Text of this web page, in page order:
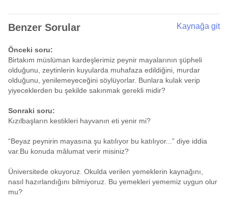
Benzer Sorular Kaynağa git
Önceki soru:
Birtakım müslüman kardeşlerimiz peynir mayalarının şüpheli
olduğunu, zeytinlerin kuyularda muhafaza edildiğini, murdar
olduğunu, yenilemeyeceğini söylüyorlar. Bunlara kulak verip
yiyeceklerden bu şekilde sakınmak gerekli midir?
Sonraki soru:
Kızılbaşların kestikleri hayvanın eti yenir mi?
“Beyaz peynirin mayasına şu katılıyor bu katılıyor...” diye iddia
var.Bu konuda mâlumat verir misiniz?
Üniversitede okuyoruz. Okulda verilen yemeklerin kaynağını,
nasıl hazırlandığını bilmiyoruz. Bu yemekleri yememiz uygun olur
mu?